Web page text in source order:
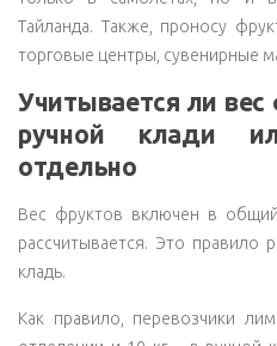
Тайланда. Также, проносу
торговые центры, сувенирные
Учитывается ли
ручной клади
отдельно
Вес фруктов включен в
рассчитывается. Это правило
кладь.
Как правило, перевозчики